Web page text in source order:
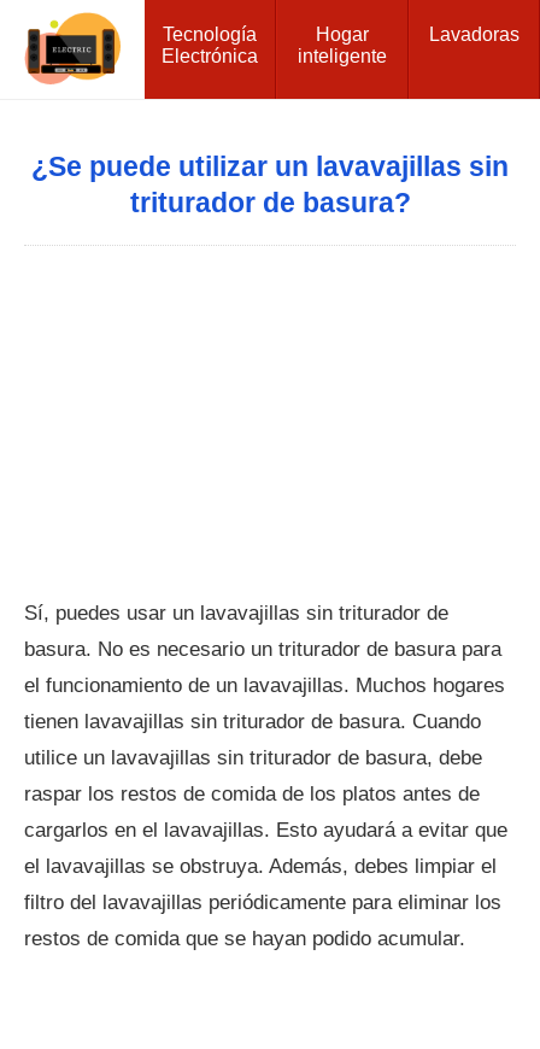
Tecnología
Electrónica
Hogar
inteligente
Lavadoras
¿Se puede utilizar un lavavajillas sin
triturador de basura?
Sí, puedes usar un lavavajillas sin triturador de
basura. No es necesario un triturador de basura para
el funcionamiento de un lavavajillas. Muchos hogares
tienen lavavajillas sin triturador de basura. Cuando
utilice un lavavajillas sin triturador de basura, debe
raspar los restos de comida de los platos antes de
cargarlos en el lavavajillas. Esto ayudará a evitar que
el lavavajillas se obstruya. Además, debes limpiar el
filtro del lavavajillas periódicamente para eliminar los
restos de comida que se hayan podido acumular.